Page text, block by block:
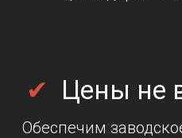
✔ Цены не
Обеспечим